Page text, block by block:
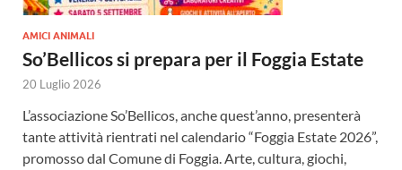
AMICI ANIMALI
So’Bellicos si prepara per il Foggia Estate
20 Luglio 2026
L’associazione So’Bellicos, anche quest’anno, presenterà
tante attività rientrati nel calendario “Foggia Estate 2026”,
promosso dal Comune di Foggia. Arte, cultura, giochi,